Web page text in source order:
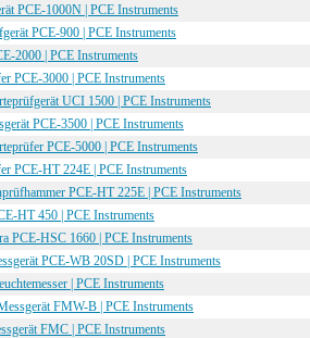
PCE-1000N | PCE Instruments
PCE-900 | PCE Instruments
2000 | PCE Instruments
PCE-3000 | PCE Instruments
UCI 1500 | PCE Instruments
PCE-3500 | PCE Instruments
PCE-5000 | PCE Instruments
PCE-HT 224E | PCE Instruments
PCE-HT 225E | PCE Instruments
HT 450 | PCE Instruments
PCE-HSC 1660 | PCE Instruments
PCE-WB 20SD | PCE Instruments
| PCE Instruments
FMW-B | PCE Instruments
FMC | PCE Instruments